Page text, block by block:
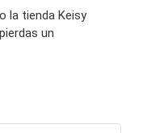
la tienda Keisy
un